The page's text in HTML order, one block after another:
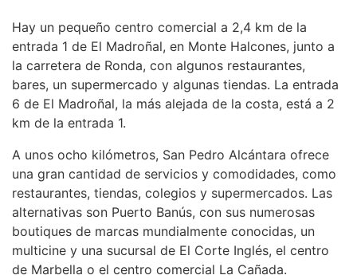
Hay un pequeño centro comercial a 2,4 km de la
entrada 1 de El Madroñal, en Monte Halcones, junto a
la carretera de Ronda, con algunos restaurantes,
bares, un supermercado y algunas tiendas. La entrada
6 de El Madroñal, la más alejada de la costa, está a 2
km de la entrada 1.
A unos ocho kilómetros, San Pedro Alcántara ofrece
una gran cantidad de servicios y comodidades, como
restaurantes, tiendas, colegios y supermercados. Las
alternativas son Puerto Banús, con sus numerosas
boutiques de marcas mundialmente conocidas, un
multicine y una sucursal de El Corte Inglés, el centro
de Marbella o el centro comercial La Cañada.